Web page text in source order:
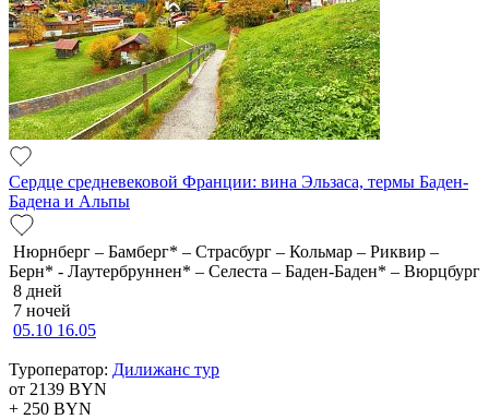
Сердце средневековой Франции: вина Эльзаса, термы Баден-
Бадена и Альпы
Нюрнберг – Бамберг* – Страсбург – Кольмар – Риквир –
Берн* - Лаутербруннен* – Селеста – Баден-Баден* – Вюрцбург
8 дней
7 ночей
05.10 16.05
Туроператор: Дилижанс тур
от 2139 BYN
+ 250 BYN